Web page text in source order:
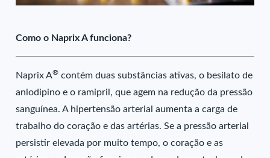
Como o Naprix A funciona?
Naprix A® contém duas substâncias ativas, o besilato de
anlodipino e o ramipril, que agem na redução da pressão
sanguínea. A hipertensão arterial aumenta a carga de
trabalho do coração e das artérias. Se a pressão arterial
persistir elevada por muito tempo, o coração e as